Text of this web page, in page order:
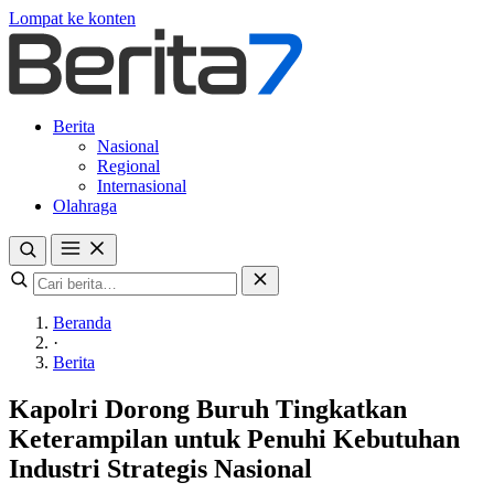
Lompat ke konten
Berita
Nasional
Regional
Internasional
Olahraga
Beranda
·
Berita
Kapolri Dorong Buruh Tingkatkan
Keterampilan untuk Penuhi Kebutuhan
Industri Strategis Nasional